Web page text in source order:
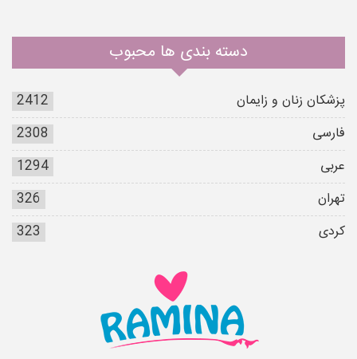
دسته بندی ها محبوب
پزشکان زنان و زایمان
2412
فارسی
2308
عربی
1294
تهران
326
کردی
323